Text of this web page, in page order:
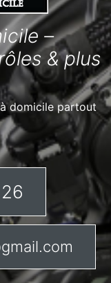
–
& plus
domicile partout